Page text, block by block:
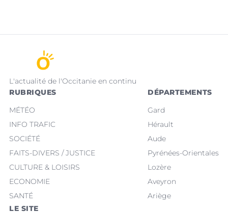
L'actualité de l'Occitanie en continu
RUBRIQUES
MÉTÉO
INFO TRAFIC
SOCIÉTÉ
FAITS-DIVERS / JUSTICE
CULTURE & LOISIRS
ECONOMIE
SANTÉ
DÉPARTEMENTS
Gard
Hérault
Aude
Pyrénées-Orientales
Lozère
Aveyron
Ariège
LE SITE